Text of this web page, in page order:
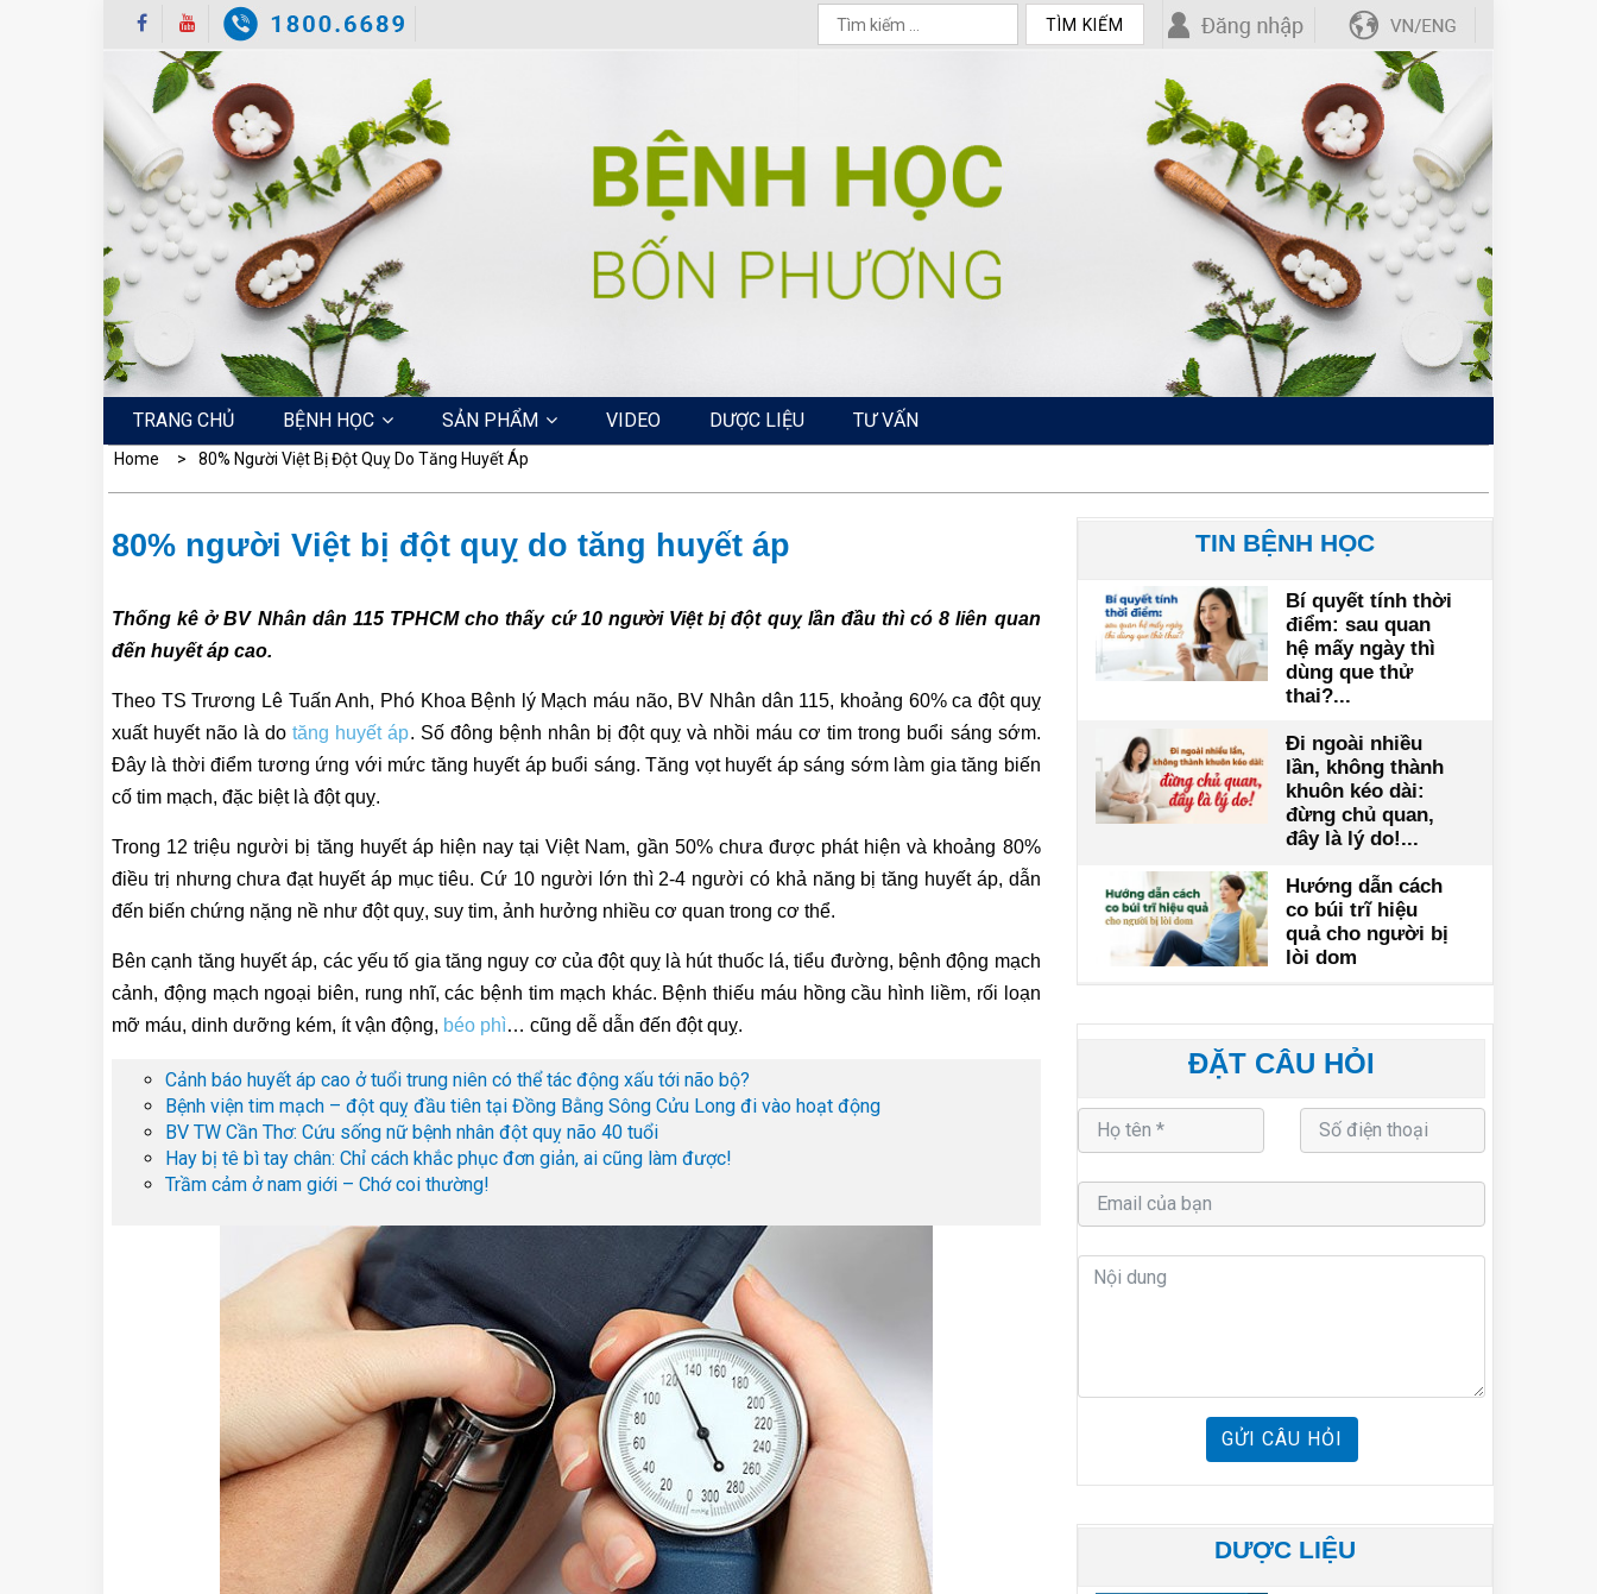
Skip
content
TRANG CHỦ BỆNH HỌC SẢN PHẨM VIDEO DƯỢC LIỆU TƯ VẤN
Home 80% Người Việt Bị Đột Quỵ Do Tăng Huyết Áp
80% người Việt bị đột quỵ do tăng huyết áp
Thống kê ở BV Nhân dân 115 TPHCM cho thấy cứ 10 người Việt bị đột quỵ lần đầu thì có 8 liên quan
đến huyết áp cao.
Theo TS Trương Lê Tuấn Anh, Phó Khoa Bệnh lý Mạch máu não, BV Nhân dân 115, khoảng 60% ca đột quỵ
xuất huyết não là dotăng huyết áp. Số đông bệnh nhân bị đột quỵ và nhồi máu cơ tim trong buổi sáng sớm.
Đây là thời điểm tương ứng với mức tăng huyết áp buổi sáng. Tăng vọt huyết áp sáng sớm làm gia tăng biến
cố tim mạch, đặc biệt là đột quỵ.
Trong 12 triệu người bị tăng huyết áp hiện nay tại Việt Nam, gần 50% chưa được phát hiện và khoảng 80%
điều trị nhưng chưa đạt huyết áp mục tiêu. Cứ 10 người lớn thì 2-4 người có khả năng bị tăng huyết áp, dẫn
đến biến chứng nặng nề như đột quỵ, suy tim, ảnh hưởng nhiều cơ quan trong cơ thể.
Bên cạnh tăng huyết áp, các yếu tố gia tăng nguy cơ của đột quỵ là hút thuốc lá, tiểu đường, bệnh động mạch
cảnh, động mạch ngoại biên, rung nhĩ, các bệnh tim mạch khác. Bệnh thiếu máu hồng cầu hình liềm, rối loạn
mỡ máu, dinh dưỡng kém, ít vận động, béo phì… cũng dễ dẫn đến đột quỵ.
Cảnh báo huyết áp cao ở tuổi trung niên có thể tác động xấu tới não bộ?
Bệnh viện tim mạch – đột quỵ đầu tiên tại Đồng Bằng Sông Cửu Long đi vào hoạt động
BV TW Cần Thơ: Cứu sống nữ bệnh nhân đột quỵ não 40 tuổi
Hay bị tê bì tay chân: Chỉ cách khắc phục đơn giản, ai cũng làm được!
Trầm cảm ở nam giới – Chớ coi thường!
TIN BỆNH HỌC
Bí quyết tính thời
điểm: sau quan
hệ mấy ngày thì
dùng que thử
thai?...
Đi ngoài nhiều
lần, không thành
khuôn kéo dài:
đừng chủ quan,
đây là lý do!...
Hướng dẫn cách
co búi trĩ hiệu
quả cho người bị
lòi dom
ĐẶT CÂU HỎI
GỬI CÂU HỎI
DƯỢC LIỆU